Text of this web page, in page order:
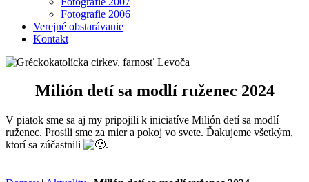
Fotografie 2006
Verejné obstarávanie
Kontakt
Milión detí sa modlí ruženec 2024
V piatok sme sa aj my pripojili k iniciatíve Milión detí sa modlí
ruženec. Prosili sme za mier a pokoj vo svete. Ďakujeme všetkým,
ktorí sa zúčastnili
.